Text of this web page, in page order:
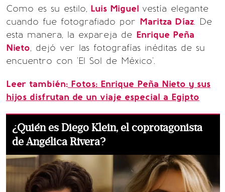
Como es su estilo, Luis Miguel vestía elegante
cuando fue fotografiado por Maritza Díaz. De
esta manera, la expareja de Enrique Peña
Nieto, dejó ver las fotografías inéditas de su
encuentro con 'El Sol de México'.
Leer también: Fotos: Enrique Peña Nieto y sus
hijos disfrutan de un viaje especial a Egipto
¿Quién es Diego Klein, el coprotagonista
de Angélica Rivera?